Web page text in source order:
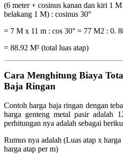
(6 meter + cosinus kanan dan kiri 1
belakang 1 M) : cosinus 30°
= 7 M x 11 m : cos 30° = 77 M2 : 0.
= 88.92 M² (total luas atap)
Cara Menghitung Biaya
Baja Ringan
Contoh harga baja ringan dengan
harga genteng metal pasir adalah
perhitungan nya adalah sebagai
Rumus nya adalah (Luas atap x
harga atap per m)